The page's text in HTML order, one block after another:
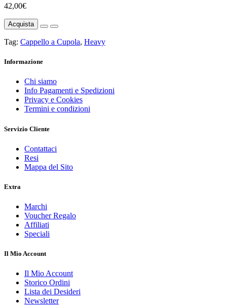
42,00€
Acquista
Tag: Cappello a Cupola, Heavy
Informazione
Chi siamo
Info Pagamenti e Spedizioni
Privacy e Cookies
Termini e condizioni
Servizio Cliente
Contattaci
Resi
Mappa del Sito
Extra
Marchi
Voucher Regalo
Affiliati
Speciali
Il Mio Account
Il Mio Account
Storico Ordini
Lista dei Desideri
Newsletter